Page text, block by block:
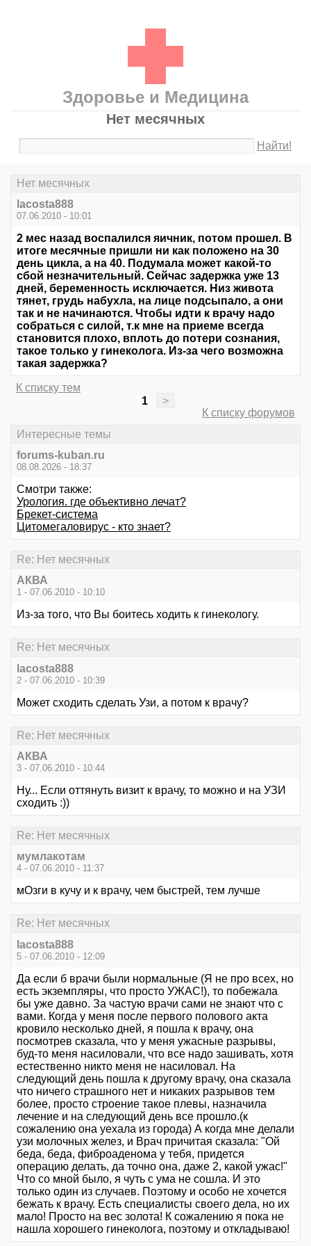
Здоровье и Медицина
Нет месячных
Найти!
Нет месячных
lacosta888
07.06.2010 - 10:01
2 мес назад воспалился яичник, потом прошел. В
итоге месячные пришли ни как положено на 30
день цикла, а на 40. Подумала может какой-то
сбой незначительный. Сейчас задержка уже 13
дней, беременность исключается. Низ живота
тянет, грудь набухла, на лице подсыпало, а они
так и не начинаются. Чтобы идти к врачу надо
собраться с силой, т.к мне на приеме всегда
становится плохо, вплоть до потери сознания,
такое только у гинеколога. Из-за чего возможна
такая задержка?
К списку тем
1
>
К списку форумов
Интересные темы
forums-kuban.ru
08.08.2026 - 18:37
Смотри также:
Урология. где объективно лечат?
Брекет-система
Цитомегаловирус - кто знает?
Re: Нет месячных
АКВА
1 - 07.06.2010 - 10:10
Из-за того, что Вы боитесь ходить к гинекологу.
Re: Нет месячных
lacosta888
2 - 07.06.2010 - 10:39
Может сходить сделать Узи, а потом к врачу?
Re: Нет месячных
АКВА
3 - 07.06.2010 - 10:44
Ну... Если оттянуть визит к врачу, то можно и на УЗИ
сходить :))
Re: Нет месячных
мумлакотам
4 - 07.06.2010 - 11:37
мОзги в кучу и к врачу, чем быстрей, тем лучше
Re: Нет месячных
lacosta888
5 - 07.06.2010 - 12:09
Да если б врачи были нормальные (Я не про всех, но
есть экземпляры, что просто УЖАС!), то побежала
бы уже давно. За частую врачи сами не знают что с
вами. Когда у меня после первого полового акта
кровило несколько дней, я пошла к врачу, она
посмотрев сказала, что у меня ужасные разрывы,
буд-то меня насиловали, что все надо зашивать, хотя
естественно никто меня не насиловал. На
следующий день пошла к другому врачу, она сказала
что ничего страшного нет и никаких разрывов тем
более, просто строение такое плевы, назначила
лечение и на следующий день все прошло.(к
сожалению она уехала из города) А когда мне делали
узи молочных желез, и Врач причитая сказала: "Ой
беда, беда, фиброаденома у тебя, придется
операцию делать, да точно она, даже 2, какой ужас!"
Что со мной было, я чуть с ума не сошла. И это
только один из случаев. Поэтому и особо не хочется
бежать к врачу. Есть специалисты своего дела, но их
мало! Просто на вес золота! К сожалению я пока не
нашла хорошего гинеколога, поэтому и откладываю!